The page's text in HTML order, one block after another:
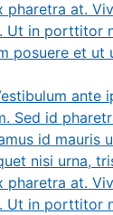
at.
in porttitor
posuere et ut
Sed id
id mauris
nisi urna,
at.
in porttitor